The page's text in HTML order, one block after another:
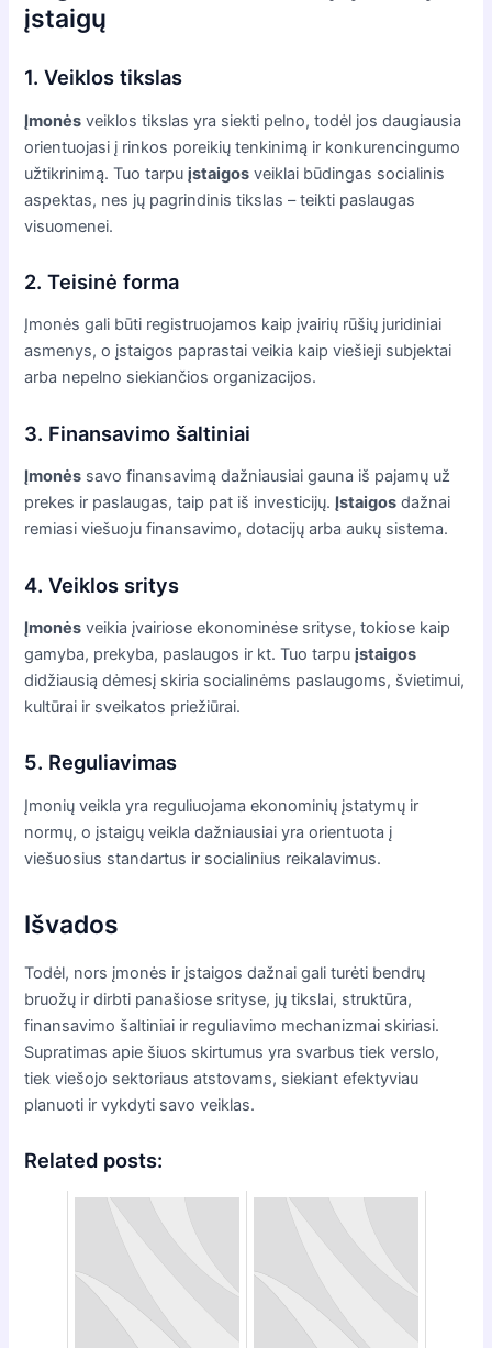
įstaigų
1. Veiklos tikslas
Įmonės veiklos tikslas yra siekti pelno, todėl jos daugiausia
orientuojasi į rinkos poreikių tenkinimą ir konkurencingumo
užtikrinimą. Tuo tarpuįstaigos veiklai būdingas socialinis
aspektas, nes jų pagrindinis tikslas – teikti paslaugas
visuomenei.
2. Teisinė forma
Įmonės gali būti registruojamos kaip įvairių rūšių juridiniai
asmenys, o įstaigos paprastai veikia kaip viešieji subjektai
arba nepelno siekiančios organizacijos.
3. Finansavimo šaltiniai
Įmonės savo finansavimą dažniausiai gauna iš pajamų už
prekes ir paslaugas, taip pat iš investicijų. Įstaigos dažnai
remiasi viešuoju finansavimo, dotacijų arba aukų sistema.
4. Veiklos sritys
Įmonės veikia įvairiose ekonominėse srityse, tokiose kaip
gamyba, prekyba, paslaugos ir kt. Tuo tarpuįstaigos
didžiausią dėmesį skiria socialinėms paslaugoms, švietimui,
kultūrai ir sveikatos priežiūrai.
5. Reguliavimas
Įmonių veikla yra reguliuojama ekonominių įstatymų ir
normų, o įstaigų veikla dažniausiai yra orientuota į
viešuosius standartus ir socialinius reikalavimus.
Išvados
Todėl, nors įmonės ir įstaigos dažnai gali turėti bendrų
bruožų ir dirbti panašiose srityse, jų tikslai, struktūra,
finansavimo šaltiniai ir reguliavimo mechanizmai skiriasi.
Supratimas apie šiuos skirtumus yra svarbus tiek verslo,
tiek viešojo sektoriaus atstovams, siekiant efektyviau
planuoti ir vykdyti savo veiklas.
Related posts: